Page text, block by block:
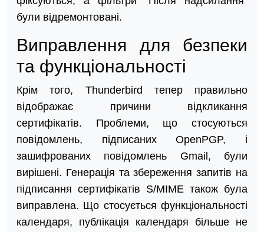
були відремонтовані.
Виправлення для безпеки
та функціональності
Крім того, Thunderbird тепер правильно
відображає причини відкликання
сертифікатів. Проблеми, що стосуються
повідомлень, підписаних OpenPGP, і
зашифрованих повідомлень Gmail, були
вирішені. Генерація та збереження запитів на
підписання сертифікатів S/MIME також була
виправлена. Що стосується функціональності
календаря, публікація календаря більше не